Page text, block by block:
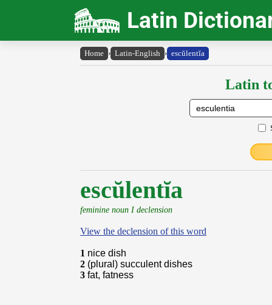
Latin
Home › Latin-English › escŭlentĭa
Latin
escŭlentĭa
feminine noun I declension
View the declension of this word
1 nice dish
2 (plural) succulent dishes
3 fat, fatness